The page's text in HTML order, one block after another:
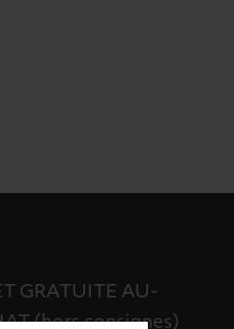
GRATUITE AU-
(hors consignes)